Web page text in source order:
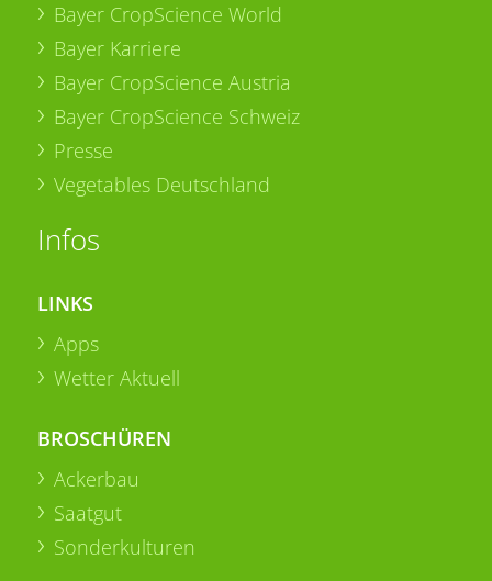
Bayer CropScience World
Bayer Karriere
Bayer CropScience Austria
Bayer CropScience Schweiz
Presse
Vegetables Deutschland
Infos
LINKS
Apps
Wetter Aktuell
BROSCHÜREN
Ackerbau
Saatgut
Sonderkulturen